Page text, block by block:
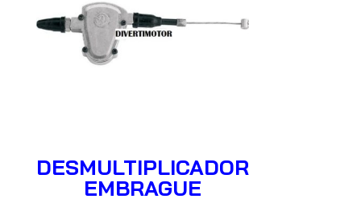
DESMULTIPLICADOR
EMBRAGUE